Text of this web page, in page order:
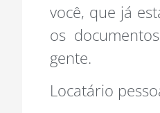
você, que já
os
gente.
Locatário